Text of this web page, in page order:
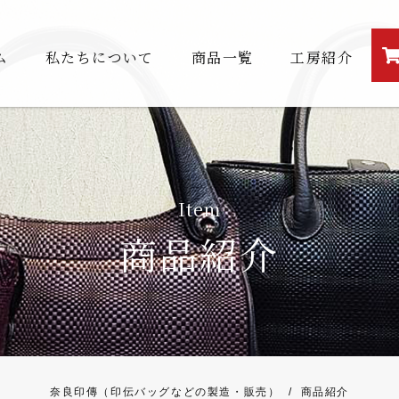
私たちについて 商品一覧 工房紹介
Item
商品紹介
奈良印傳（印伝バッグなどの製造・販売） / 商品紹介